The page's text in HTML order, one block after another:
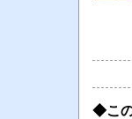
◆この